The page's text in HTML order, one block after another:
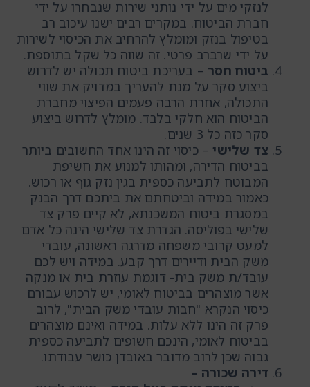
לנזקי מים על ידי נותני שירות שנבחרו על ידי
חברת הביטוח. במקרים רבים ישנו עיכוב רב
בטיפול בנזק ומומלץ להרחיב את הכיסוי לשירות
על ידי שרברב פרטי. זה שווה כל שקל בתוספת.
ביטוח חסר – בעריכת ביטוח תכולה יש לדרוש
ביצוע סקר על מנת להעריך במדויק את שווי
התכולה, אחרת הרבה פעמים הפיצוי מחברת
הביטוח הוא חלקי בלבד. מומלץ לדרוש ביצוע
סקר כזה כל 3 שנים.
צד שלישי – כיסוי זה הינו אחד החשובים ביותר
בביטוח הדירה, ומהותו למנוע את חשיפת
המבוטח לתביעה כספית בגין נזק גוף או רכוש.
כאמור במידה וביטחתם את ביתכם דרך הבנק
במסגרת ביטוח המשכנתא, לא קיים פרק צד
שלישי בפוליסה. הגדרת צד שלישי הינה כל אדם
למעט קרובי משפחה מדרגה ראשונה, עובדי
משק הבית ודיירים דרך קבע. במידה ויש לכם
עובד/ת משק בית- דוגמת עוזרת בית או מנקה
אשר מוצהרים בביטוח לאומי, יש לרכוש עבורם
כיסוי הנקרא "חבות עובדי משק הבית", לרוב
פרק זה הינו ללא עלות. במידה ואינם מוצהרים
בביטוח לאומי, הינכם חשופים לתביעה כספית
גבוה שכן לרוב מדובר באובדן כושר עבודתו.
דירה שכורה –